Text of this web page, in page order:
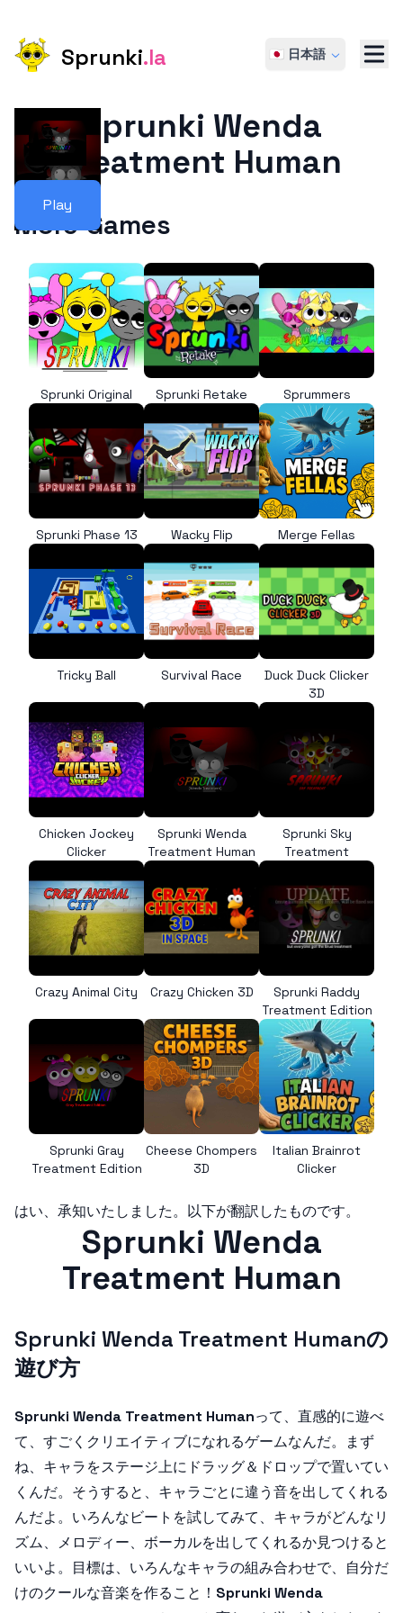
Sprunki.la 🇯🇵 日本語
Play
Sprunki Wenda
Treatment Human
More Games
Sprunki Original Sprunki Retake Sprummers
Sprunki Phase 13 Wacky Flip Merge Fellas
Tricky Ball Survival Race
Duck Duck Clicker
3D
Chicken Jockey
Clicker
Sprunki Wenda
Treatment Human
Sprunki Sky
Treatment
Crazy Animal City Crazy Chicken 3D
Sprunki Raddy
Treatment Edition
Sprunki Gray
Treatment Edition
Cheese Chompers
3D
Italian Brainrot
Clicker
はい、承知いたしました。以下が翻訳したものです。
Sprunki Wenda
Treatment Human
Sprunki Wenda Treatment Humanの
遊び方
Sprunki Wenda Treatment Humanって、直感的に遊べ
て、すごくクリエイティブになれるゲームなんだ。まず
ね、キャラをステージ上にドラッグ＆ドロップで置いてい
くんだ。そうすると、キャラごとに違う音を出してくれる
んだよ。いろんなビートを試してみて、キャラがどんなリ
ズム、メロディー、ボーカルを出してくれるか見つけると
いいよ。目標は、いろんなキャラの組み合わせで、自分だ
けのクールな音楽を作ること！ Sprunki Wenda